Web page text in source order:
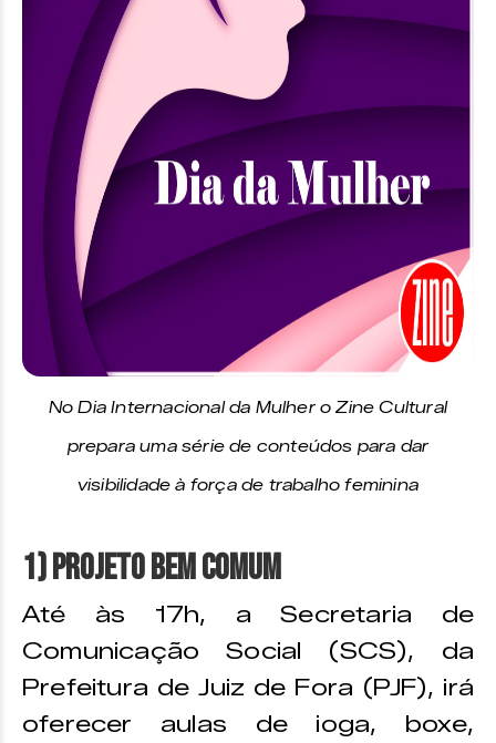
No Dia Internacional da Mulher o Zine Cultural
prepara uma série de conteúdos para dar
visibilidade à força de trabalho feminina
1) Projeto Bem Comum
Até às 17h, a Secretaria de
Comunicação Social (SCS), da
Prefeitura de Juiz de Fora (PJF), irá
oferecer aulas de ioga, boxe,